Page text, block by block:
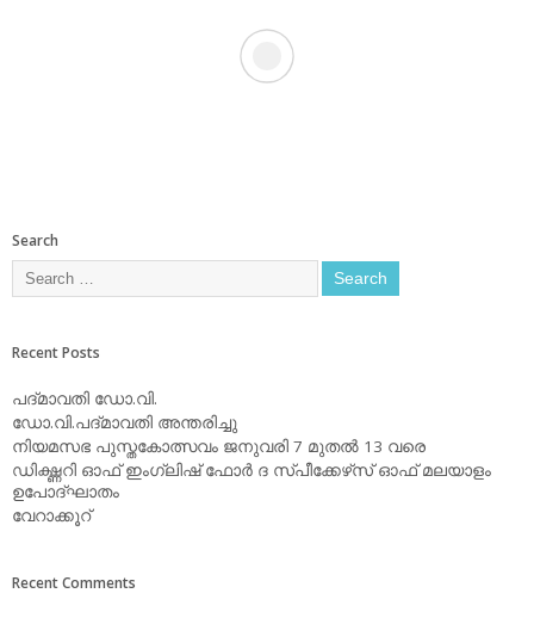
Search
Recent Posts
പദ്മാവതി ഡോ.വി.
ഡോ.വി.പദ്മാവതി അന്തരിച്ചു
നിയമസഭ പുസ്തകോത്സവം ജനുവരി 7 മുതല്‍ 13 വരെ
ഡിക്ഷ്ണറി ഓഫ് ഇംഗ്ലിഷ് ഫോര്‍ ദ സ്പീക്കേഴ്‌സ് ഓഫ് മലയാളം
ഉപോദ്ഘാതം
വേറാക്കൂറ്
Recent Comments